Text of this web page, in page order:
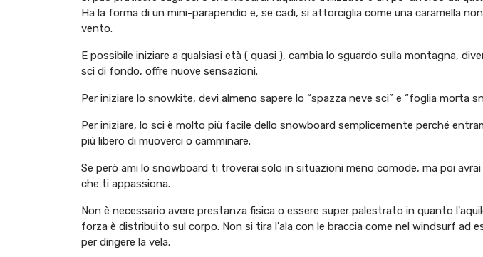
Ha la forma di un mini-parapendio e, se cadi, si attorciglia come una caramella
vento.
E possibile iniziare a qualsiasi età ( quasi ), cambia lo sguardo sulla montagna,
sci di fondo, offre nuove sensazioni.
Per iniziare lo snowkite, devi almeno sapere lo “spazza neve sci” e “foglia morta
Per iniziare, lo sci è molto più facile dello snowboard semplicemente perché
più libero di muoverci o camminare.
Se però ami lo snowboard ti troverai solo in situazioni meno comode, ma poi
che ti appassiona.
Non è necessario avere prestanza fisica o essere super palestrato in quanto
forza è distribuito sul corpo. Non si tira l'ala con le braccia come nel windsurf ad
per dirigere la vela.